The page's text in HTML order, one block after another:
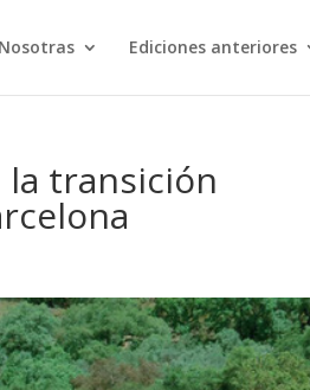
Nosotras Ediciones anteriores
la transición